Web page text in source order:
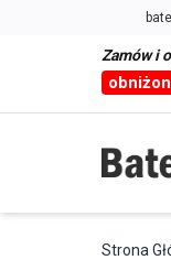
Zamów i
Strona